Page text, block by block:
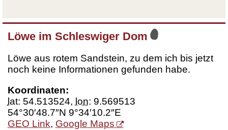
Löwe im Schleswiger Dom
Löwe aus rotem Sandstein, zu dem ich bis jetzt
noch keine Informationen gefunden habe.
Koordinaten:
lat: 54.513524, lon: 9.569513
54°30′48.7″N 9°34′10.2″E
GEO Link, Google Maps